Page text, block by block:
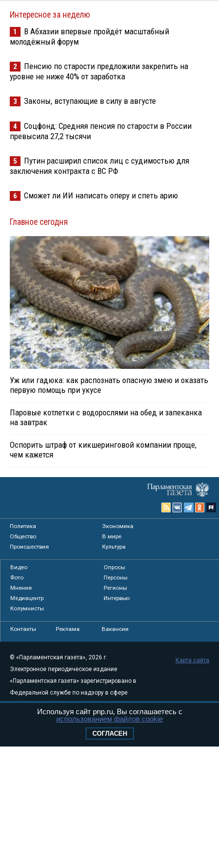
Интересное за неделю
1
В Абхазии впервые пройдёт масштабный
молодёжный форум
2
Пенсию по старости предложили закрепить на
уровне не ниже 40% от заработка
3 Законы, вступающие в силу в августе
4
Соцфонд: Средняя пенсия по старости в России
превысила 27,2 тысячи
5
Путин расширил список лиц с судимостью для
заключения контракта с ВС РФ
6 Сможет ли ИИ написать оперу и спеть арию
Главное сегодня
Уж или гадюка: как распознать опасную змею и оказать
первую помощь при укусе
Паровые котлетки с водорослями на обед и запеканка
на завтрак
Оспорить штраф от кикшеринговой компании проще,
чем кажется
Политика
Экономика
Общество
В мире
Происшествия
Культура
Видео
Опросы
Фото
Персоны
Мнения
Регионы
Медиацентр
Интервью
Колумнисты
Контакты Реклама Вакансии
© «Парламентская газета», 2026 г.
Электронное периодическое издание
«Парламентская газета» зарегистрировано в
Федеральной службе по надзору в сфере
связи, информационных технологий и
массовых коммуникаций (Роскомнадзор) 05
Свидетельство о регистрации Эл № ФС77-
Карта сайта
Используя сайт pnp.ru, Вы соглашаетесь с
использованием файлов cookie
СОГЛАСЕН